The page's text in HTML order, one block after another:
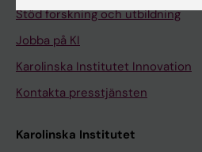
Stöd forskning och utbildning
Jobba på KI
Karolinska Institutet Innovation
Kontakta presstjänsten
Karolinska Institutet